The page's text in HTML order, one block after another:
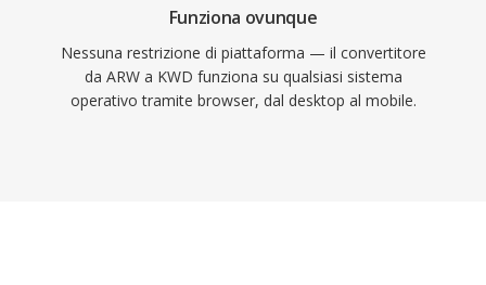
Funziona ovunque
Nessuna restrizione di piattaforma — il convertitore
da ARW a KWD funziona su qualsiasi sistema
operativo tramite browser, dal desktop al mobile.